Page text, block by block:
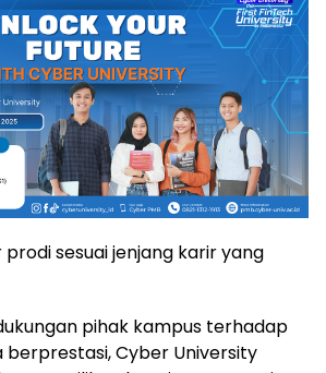
sesuai jenjang karir yang
pihak kampus terhadap
berprestasi, Cyber University